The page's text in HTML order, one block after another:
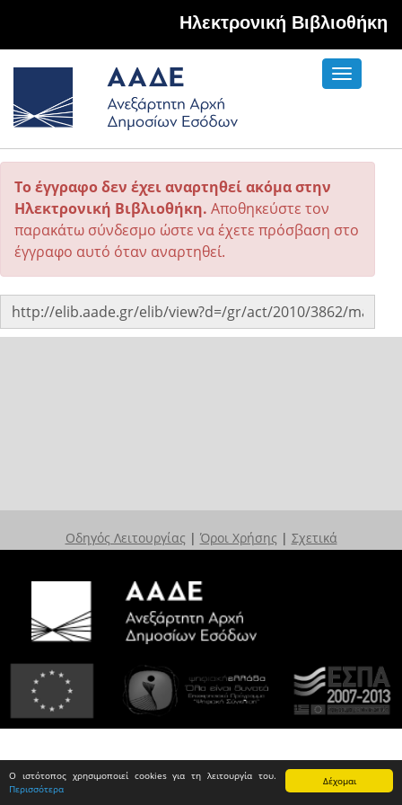
Δέχομαι
Ο ιστότοπος χρησιμοποιεί cookies για τη λειτουργία του.
Περισσότερα
Hλεκτρονική Βιβλιοθήκη
Toggle
Το έγγραφο δεν έχει αναρτηθεί ακόμα στην
Ηλεκτρονική Βιβλιοθήκη. Αποθηκεύστε τον
παρακάτω σύνδεσμο ώστε να έχετε πρόσβαση στο
έγγραφο αυτό όταν αναρτηθεί.
Οδηγός Λειτουργίας | Όροι Χρήσης | Σχετικά